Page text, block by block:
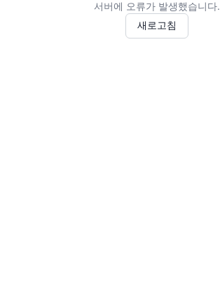
서버에 오류가 발생했습니다.
새로고침